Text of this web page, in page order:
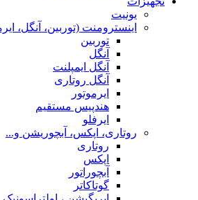
یونیت
اینسترومنت (توربین، آنگل،
توربین
آنگل
آنگل ایمپلنت
آنگل روتاری
ایرموتور
هندپیس مستقیم
ایرفلو
روتاری، اپکس، آبچوریشن و...
روتاری
اپکس
آبچوراتور
گوتاکاتر